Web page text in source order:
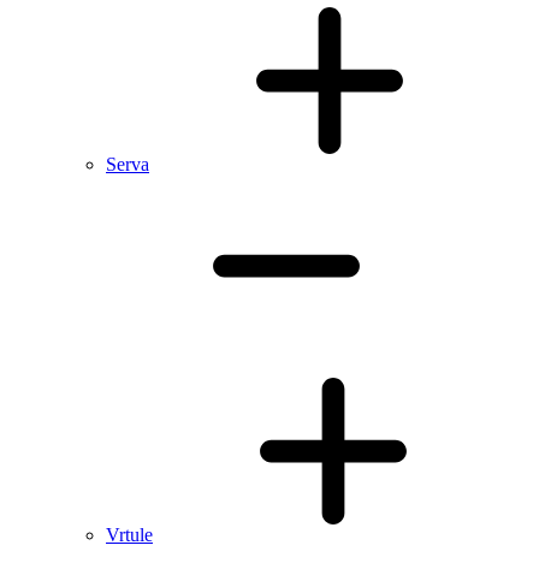
Serva
Vrtule